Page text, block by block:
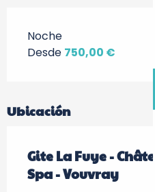
Noche
Desde 750,00 €
Ubicación
Gite La Fuye -
Spa - Vouvray